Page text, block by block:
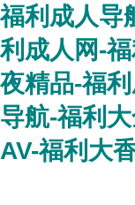
福利成人导
利成人网-
夜精品-福
导航-福利
AV-福利大